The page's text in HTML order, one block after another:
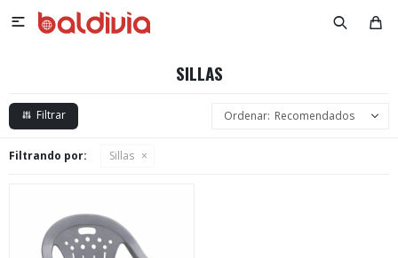

SILLAS
Recomendados
Filtrando por: Sillas